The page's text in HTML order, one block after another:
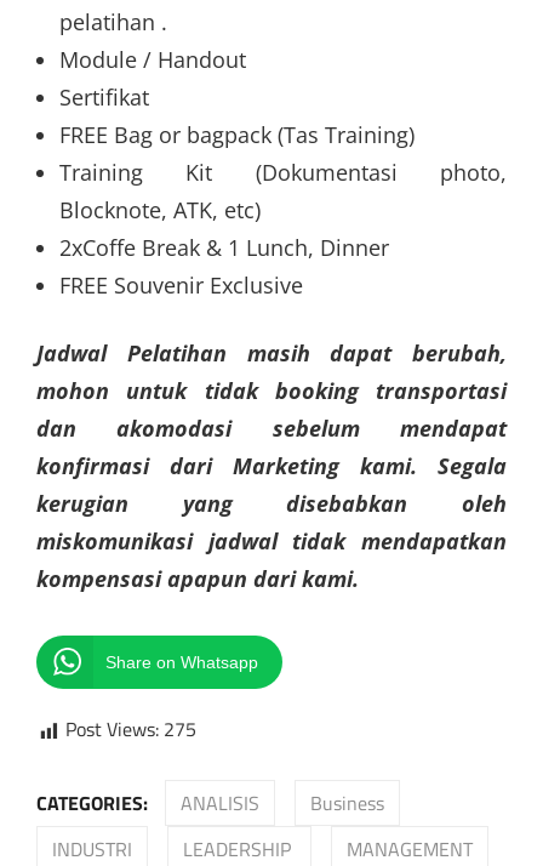
pelatihan .
Module / Handout
Sertifikat
FREE Bag or bagpack (Tas Training)
Training Kit (Dokumentasi photo,
Blocknote, ATK, etc)
2xCoffe Break & 1 Lunch, Dinner
FREE Souvenir Exclusive
Jadwal Pelatihan masih dapat berubah,
mohon untuk tidak booking transportasi
dan akomodasi sebelum mendapat
konfirmasi dari Marketing kami. Segala
kerugian yang disebabkan oleh
miskomunikasi jadwal tidak mendapatkan
kompensasi apapun dari kami.
Share on Whatsapp
Post Views: 275
CATEGORIES: ANALISIS
Business
INDUSTRI
LEADERSHIP
MANAGEMENT